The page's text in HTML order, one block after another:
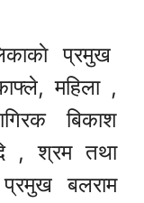
प्रमुख
महिला ,
बिकाश
, श्रम तथा
प्रमुख बलराम